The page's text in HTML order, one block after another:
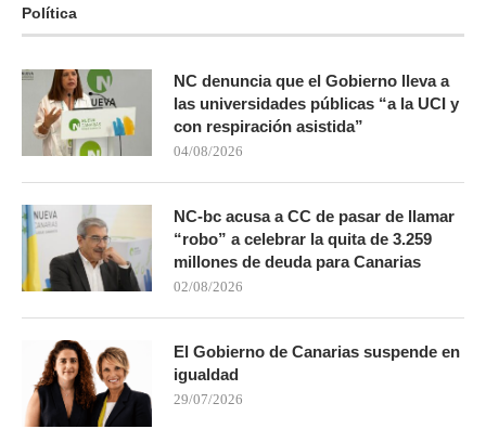
Política
NC denuncia que el Gobierno lleva a
las universidades públicas “a la UCI y
con respiración asistida”
04/08/2026
NC-bc acusa a CC de pasar de llamar
“robo” a celebrar la quita de 3.259
millones de deuda para Canarias
02/08/2026
El Gobierno de Canarias suspende en
igualdad
29/07/2026